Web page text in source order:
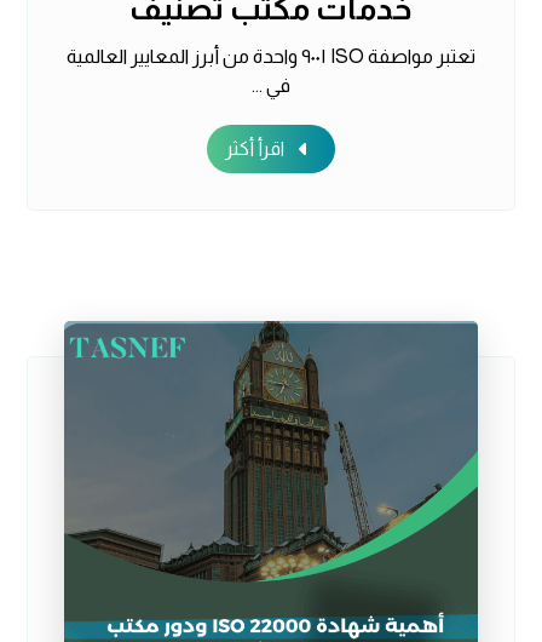
خدمات مكتب تصنيف
تعتبر مواصفة ISO ٩٠٠١ واحدة من أبرز المعايير العالمية
في ...
اقرأ أكثر